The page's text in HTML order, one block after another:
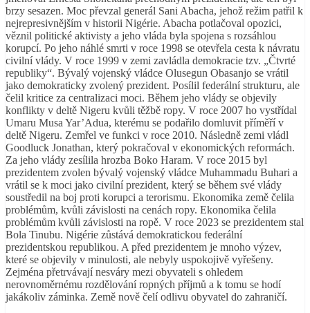
brzy sesazen. Moc převzal generál Sani Abacha, jehož režim patřil k
nejrepresivnějším v historii Nigérie. Abacha potlačoval opozici,
věznil politické aktivisty a jeho vláda byla spojena s rozsáhlou
korupcí. Po jeho náhlé smrti v roce 1998 se otevřela cesta k návratu
civilní vlády. V roce 1999 v zemi zavládla demokracie tzv. „Čtvrté
republiky“. Bývalý vojenský vládce Olusegun Obasanjo se vrátil
jako demokraticky zvolený prezident. Posílil federální strukturu, ale
čelil kritice za centralizaci moci. Během jeho vlády se objevily
konflikty v deltě Nigeru kvůli těžbě ropy. V roce 2007 ho vystřídal
Umaru Musa Yar’Adua, kterému se podařilo domluvit příměří v
deltě Nigeru. Zemřel ve funkci v roce 2010. Následně zemi vládl
Goodluck Jonathan, který pokračoval v ekonomických reformách.
Za jeho vlády zesílila hrozba Boko Haram. V roce 2015 byl
prezidentem zvolen bývalý vojenský vládce Muhammadu Buhari a
vrátil se k moci jako civilní prezident, který se během své vlády
soustředil na boj proti korupci a terorismu. Ekonomika země čelila
problémům, kvůli závislosti na cenách ropy. Ekonomika čelila
problémům kvůli závislosti na ropě. V roce 2023 se prezidentem stal
Bola Tinubu. Nigérie zůstává demokratickou federální
prezidentskou republikou. A před prezidentem je mnoho výzev,
které se objevily v minulosti, ale nebyly uspokojivě vyřešeny.
Zejména přetrvávají nesváry mezi obyvateli s ohledem
nerovnoměrnému rozdělování ropných příjmů a k tomu se hodí
jakákoliv záminka. Země nově čelí odlivu obyvatel do zahraničí.